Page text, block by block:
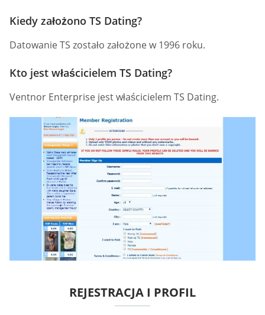
Kiedy założono TS Dating?
Datowanie TS zostało założone w 1996 roku.
Kto jest właścicielem TS Dating?
Ventnor Enterprise jest właścicielem TS Dating.
REJESTRACJA I PROFIL